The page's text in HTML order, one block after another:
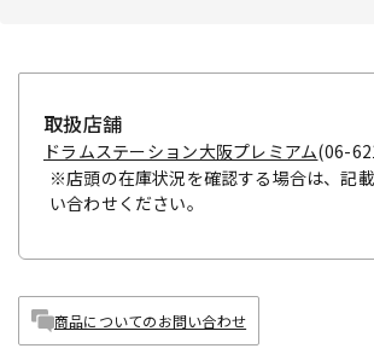
取扱店舗
ドラムステーション大阪プレミアム(06-
※店頭の在庫状況を確認する場合は、記
い合わせください。
商品についてのお問い合わせ